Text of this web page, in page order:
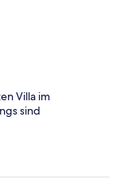
Villa im
sind